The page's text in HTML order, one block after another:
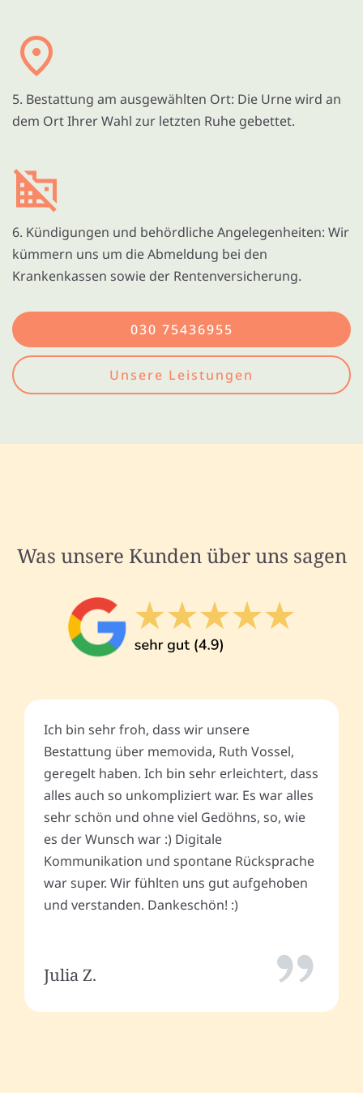
5. Bestattung am ausgewählten Ort: Die Urne wird an
dem Ort Ihrer Wahl zur letzten Ruhe gebettet.
6. Kündigungen und behördliche Angelegenheiten: Wir
kümmern uns um die Abmeldung bei den
Krankenkassen sowie der Rentenversicherung.
030 75436955
Unsere Leistungen
Was unsere Kunden über uns sagen
Ich bin sehr froh, dass wir unsere
Bestattung über memovida, Ruth Vossel,
geregelt haben. Ich bin sehr erleichtert, dass
alles auch so unkompliziert war. Es war alles
sehr schön und ohne viel Gedöhns, so, wie
es der Wunsch war :) Digitale
Kommunikation und spontane Rücksprache
war super. Wir fühlten uns gut aufgehoben
und verstanden. Dankeschön! :)
Julia Z.